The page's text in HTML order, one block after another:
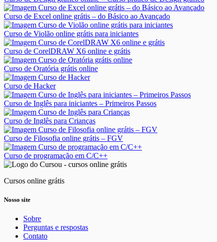
Curso de Excel online grátis – do Básico ao Avançado
Curso de Violão online grátis para iniciantes
Curso de CorelDRAW X6 online e grátis
Curso de Oratória grátis online
Curso de Hacker
Curso de Inglês para iniciantes – Primeiros Passos
Curso de Inglês para Crianças
Curso de Filosofia online grátis – FGV
Curso de programação em C/C++
Cursos online grátis
Nosso site
Sobre
Perguntas e respostas
Contato